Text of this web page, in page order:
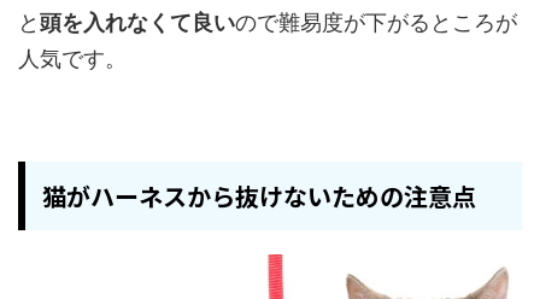
と頭を入れなくて良いので難易度が下がるところが
人気です。
猫がハーネスから抜けないための注意点